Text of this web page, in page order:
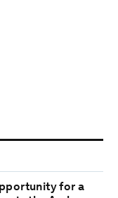
for a